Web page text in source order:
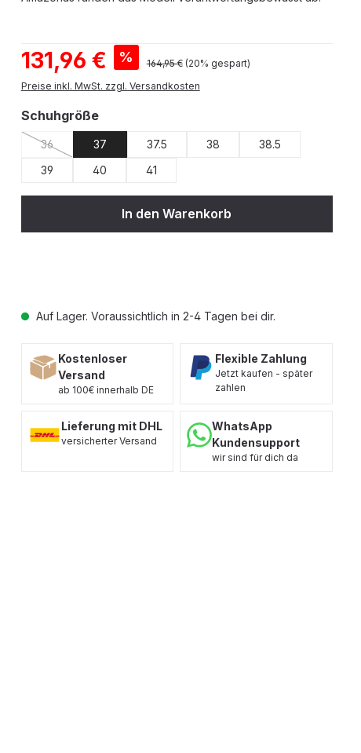
Verkaufspreis:
131,96 € % Regulärer Preis:
164,95 € (20% gespart)
Preise inkl. MwSt. zzgl. Versandkosten
Auf Lager. Voraussichtlich in 2-4 Tagen bei dir.
Schuhgrößeauswählen
36
(Diese Option ist zurzeit nicht verfügbar.)
37 37.5 38
38.5
39
40 41
In den Warenkorb
Kostenloser
Versand
ab 100€ innerhalb DE
Flexible Zahlung
Jetzt kaufen - später
zahlen
Lieferung mit DHL
versicherter Versand
WhatsApp
Kundensupport
wir sind für dich da